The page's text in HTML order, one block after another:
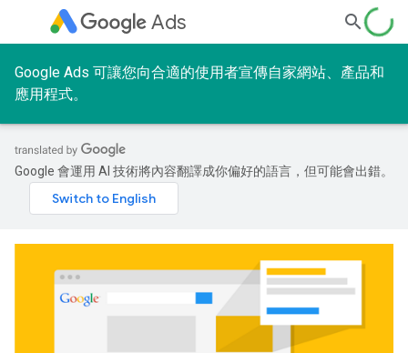
Ads
Google Ads 可讓您向合適的使用者宣傳自家網站、產品和
應用程式。
Google 會運用 AI 技術將內容翻譯成你偏好的語言，但可能會出錯。